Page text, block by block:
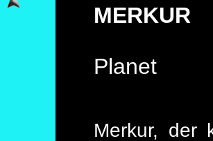
MERKUR
Planet
Merkur, der